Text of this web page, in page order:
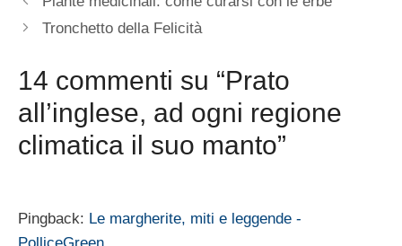
Tronchetto della Felicità
14 commenti su “Prato
all’inglese, ad ogni regione
climatica il suo manto”
Pingback: Le margherite, miti e leggende -